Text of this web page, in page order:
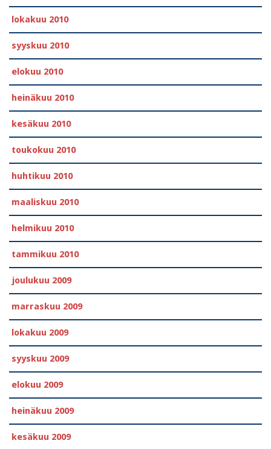
lokakuu 2010
syyskuu 2010
elokuu 2010
heinäkuu 2010
kesäkuu 2010
toukokuu 2010
huhtikuu 2010
maaliskuu 2010
helmikuu 2010
tammikuu 2010
joulukuu 2009
marraskuu 2009
lokakuu 2009
syyskuu 2009
elokuu 2009
heinäkuu 2009
kesäkuu 2009